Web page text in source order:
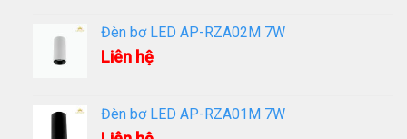
Đèn bơ LED AP-RZA02M 7W
Liên hệ
Đèn bơ LED AP-RZA01M 7W